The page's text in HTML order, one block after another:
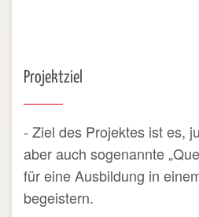
Projektziel
- Ziel des Projektes ist es,
aber auch sogenannte
für eine Ausbildung in
begeistern.